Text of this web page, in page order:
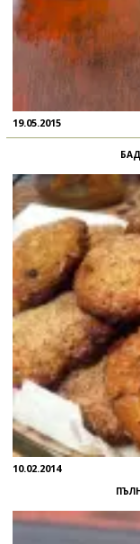
19.05.2015
10.02.2014